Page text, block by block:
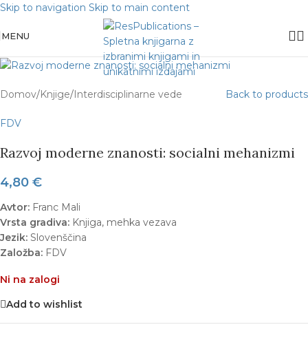
Skip to navigation Skip to main content
MENU
Domov/Knjige/ Interdisciplinarne vede Back to products
FDV
Razvoj moderne znanosti: socialni mehanizmi
4,80 €
Avtor: Franc Mali
Vrsta gradiva: Knjiga, mehka vezava
Jezik: Slovenščina
Založba: FDV
Ni na zalogi
Add to wishlist